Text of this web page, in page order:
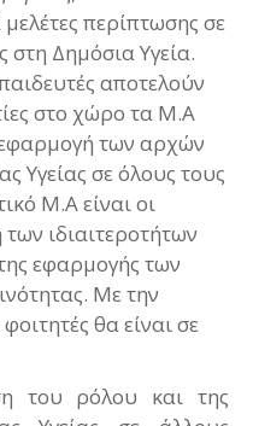
περίπτωσης σε
στη Δημόσια Υγεία.
αποτελούν
στο χώρο τα Μ.Α
των αρχών
Υγείας σε όλους τους
Μ.Α είναι οι
ιδιαιτεροτήτων
εφαρμογής των
Με την
θα είναι σε
του ρόλου και της